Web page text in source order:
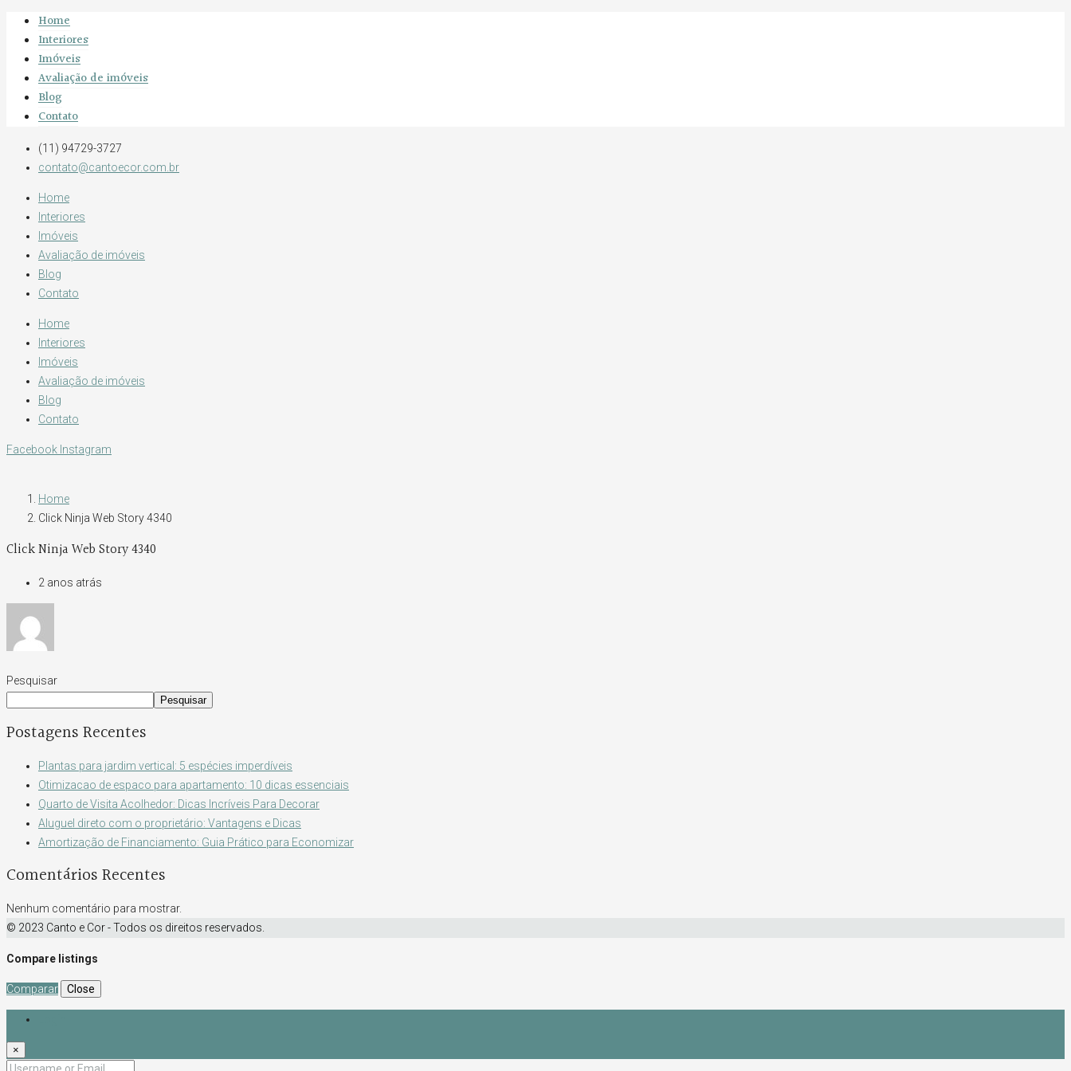
Home
Interiores
Imóveis
Avaliação de imóveis
Blog
Contato
(11) 94729-3727
contato@cantoecor.com.br
Home
Interiores
Imóveis
Avaliação de imóveis
Blog
Contato
Home
Interiores
Imóveis
Avaliação de imóveis
Blog
Contato
Facebook Instagram
Home
Click Ninja Web Story 4340
Click Ninja Web Story 4340
2 anos atrás
Pesquisar
Pesquisar
Postagens Recentes
Plantas para jardim vertical: 5 espécies imperdíveis
Otimizacao de espaco para apartamento: 10 dicas essenciais
Quarto de Visita Acolhedor: Dicas Incríveis Para Decorar
Aluguel direto com o proprietário: Vantagens e Dicas
Amortização de Financiamento: Guia Prático para Economizar
Comentários Recentes
Nenhum comentário para mostrar.
© 2023 Canto e Cor - Todos os direitos reservados.
Compare listings
Comparar Close
×